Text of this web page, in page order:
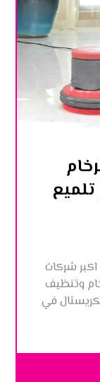
|0545307678| تلميع
شركات
وتنظيف
في